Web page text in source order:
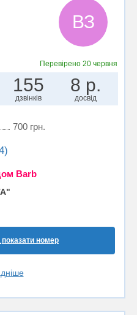
ВЗ
Перевірено20 червня
155
дзвінків
8 р.
досвід
700 грн.
Barb
показати номер